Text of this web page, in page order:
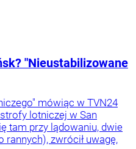
"Nieustabilizowane
mówiąc w TVN24
lotniczej w San
tam przy lądowaniu, dwie
rannych), zwrócił uwagę,